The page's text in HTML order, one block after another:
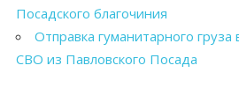
Посадского благочиния
Отправка гуманитарного груза
СВО из Павловского Посада